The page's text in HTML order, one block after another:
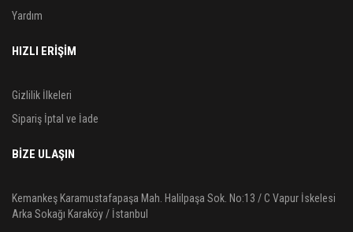
Yardım
HIZLI ERİŞİM
Gizlilik İlkeleri
Sipariş İptal ve İade
BIZE ULAŞIN
Kemankeş Karamustafapaşa Mah. Halilpaşa Sok. No:13 / C Vapur İskelesi
Arka Sokağı Karaköy / İstanbul